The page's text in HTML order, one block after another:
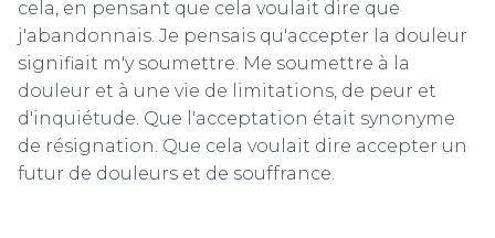
cela, en pensant que cela voulait dire que
j'abandonnais. Je pensais qu'accepter la douleur
signifiait m'y soumettre. Me soumettre à la
douleur et à une vie de limitations, de peur et
d'inquiétude. Que l'acceptation était synonyme
de résignation. Que cela voulait dire accepter un
futur de douleurs et de souffrance.